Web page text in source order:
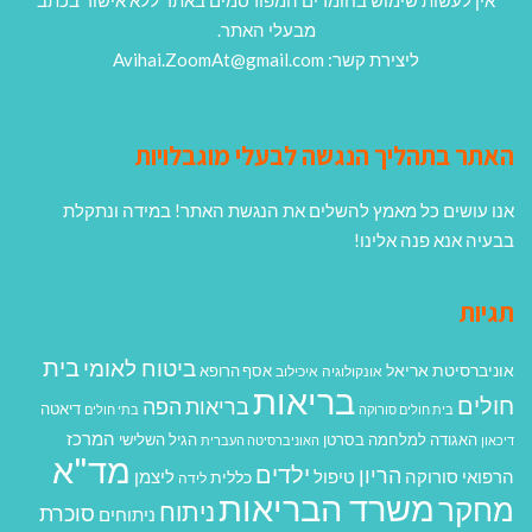
מבעלי האתר.
ליצירת קשר: Avihai.ZoomAt@gmail.com
האתר בתהליך הנגשה לבעלי מוגבלויות
אנו עושים כל מאמץ להשלים את הנגשת האתר! במידה ונתקלת
בבעיה אנא פנה אלינו!
תגיות
אוניברסיטת אריאל אונקולוגיה איכילוב אסף הרופא ביטוח לאומיבית
חולים בית חולים סורוקה בריאותבריאות הפה בתי חולים דיאטה
דיכאון האגודה למלחמה בסרטן האוניברסיטה העברית הגיל השלישי המרכז
הרפואי סורוקה הריון טיפול ילדים כללית לידה ליצמן מד"א
מחקרמשרד הבריאותניתוח ניתוחים סוכרת